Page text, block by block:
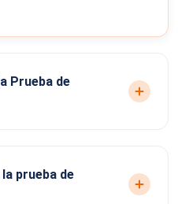
Prueba de
prueba de